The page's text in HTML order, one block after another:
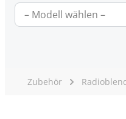
Zubehör